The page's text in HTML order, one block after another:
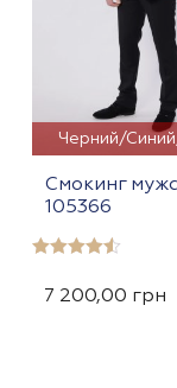
Черний/
Смокинг
105366
4.50
з 57 200,00 грн